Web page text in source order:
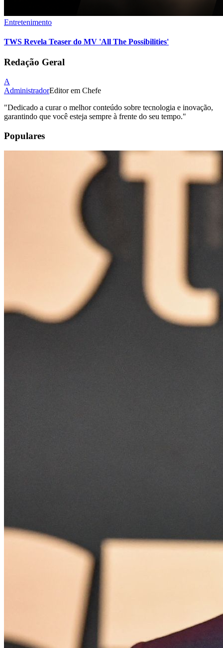
Entretenimento
TWS Revela Teaser do MV 'All The Possibilities'
Redação Geral
A
AdministradorEditor em Chefe
"Dedicado a curar o melhor conteúdo sobre tecnologia e inovação,
garantindo que você esteja sempre à frente do seu tempo."
Populares